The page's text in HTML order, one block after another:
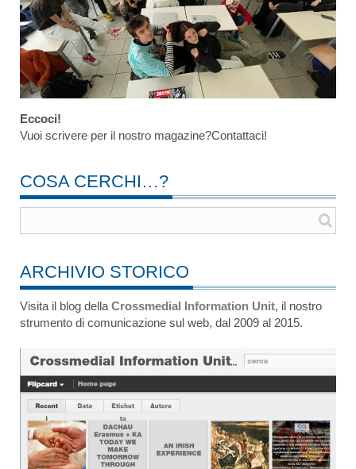
Eccoci!
Vuoi scrivere per il nostro magazine?Contattaci!
COSA CERCHI…?
ARCHIVIO STORICO
Visita il blog della Crossmedial Information Unit, il nostro
strumento di comunicazione sul web, dal 2009 al 2015.